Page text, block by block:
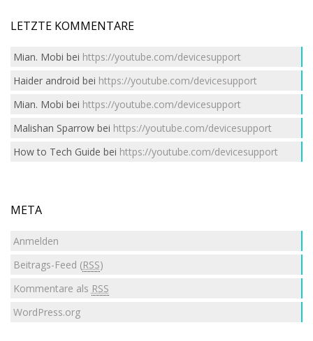
LETZTE KOMMENTARE
Mian. Mobi bei https://youtube.com/devicesupport
Haider android bei https://youtube.com/devicesupport
Mian. Mobi bei https://youtube.com/devicesupport
Malishan Sparrowbei https://youtube.com/devicesupport
How to Tech Guide bei https://youtube.com/devicesupport
META
Anmelden
Beitrags-Feed (RSS)
Kommentare als RSS
WordPress.org